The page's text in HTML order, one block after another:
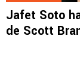
Jafet Soto
de Scott